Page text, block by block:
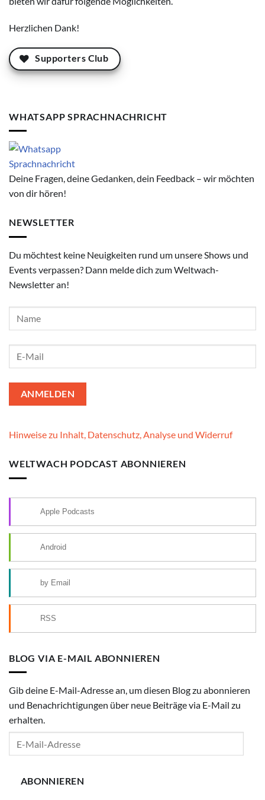
Herzlichen Dank!
Supporters Club
WHATSAPP SPRACHNACHRICHT
Deine Fragen, deine Gedanken, dein Feedback – wir möchten
von dir hören!
NEWSLETTER
Du möchtest keine Neuigkeiten rund um unsere Shows und
Events verpassen? Dann melde dich zum Weltwach-
Newsletter an!
Hinweise zu Inhalt, Datenschutz, Analyse und Widerruf
WELTWACH PODCAST ABONNIEREN
Apple Podcasts
Android
by Email
RSS
BLOG VIA E-MAIL ABONNIEREN
Gib deine E-Mail-Adresse an, um diesen Blog zu abonnieren
und Benachrichtigungen über neue Beiträge via E-Mail zu
erhalten.
ABONNIEREN